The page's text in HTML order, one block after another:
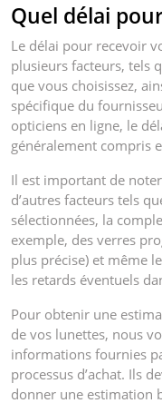
Quel délai
Le délai pour recevoir
plusieurs facteurs, tels
que vous choisissez,
spécifique du
opticiens en ligne, le
généralement compris
Il est important de
d’autres facteurs tels
sélectionnées, la
exemple, des verres
plus précise) et même
les retards éventuels
Pour obtenir une
de vos lunettes, nous
informations fournies
processus d’achat. Ils
donner une estimation